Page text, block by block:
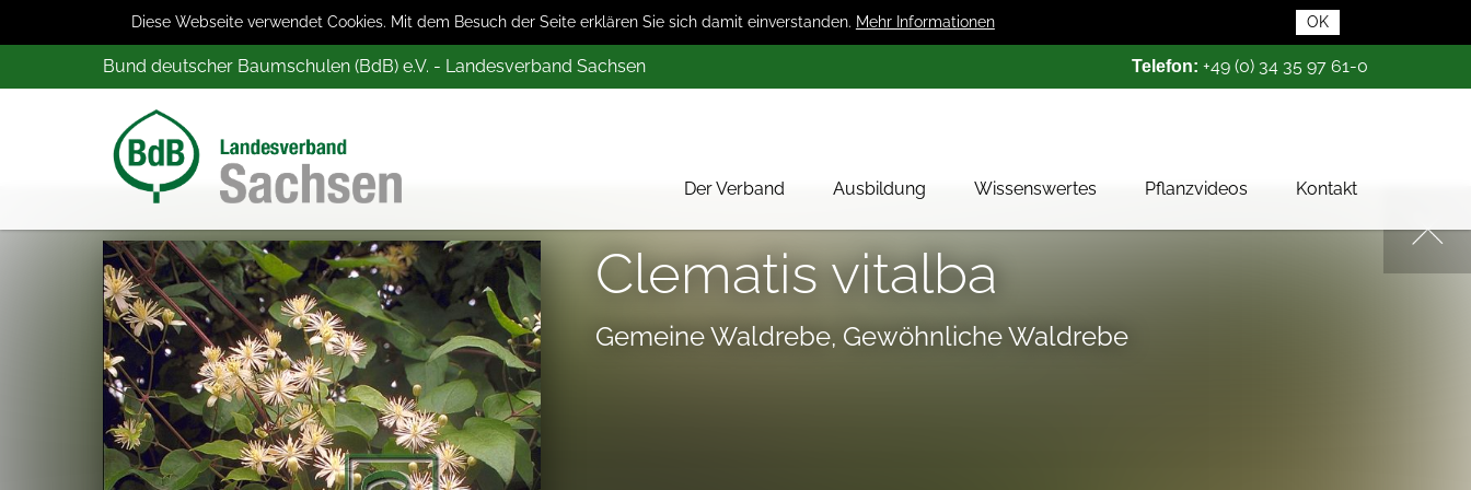
OK
Diese Webseite verwendet Cookies. Mit dem Besuch der Seite erklären Sie sich damit einverstanden. Mehr Informationen
Bund deutscher Baumschulen (BdB) e.V. - Landesverband Sachsen Telefon: +49 (0) 34 35 97 61-0
Der Verband
Über uns
Mitglieder
Ausbildung Wissenswertes
Pflanzendatenbank
Pflanzenwissen
Das Baumschul-ABC
Pflanzvideos Kontakt
Clematis vitalba
Gemeine Waldrebe, Gewöhnliche Waldrebe